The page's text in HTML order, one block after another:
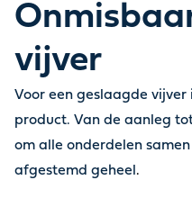
vijver
Voor een geslaagde vijver
product. Van de aanleg
om alle onderdelen
afgestemd geheel .